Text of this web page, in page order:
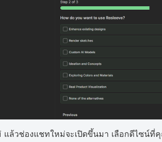
แล้วช่องแชทใหม่จะเปิดขึ้นมา เลือกดีไซน์